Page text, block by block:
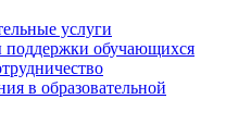
услуги
обучающихся
в образовательной